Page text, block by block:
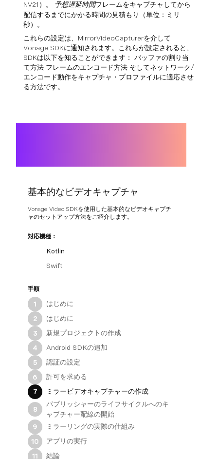
NV21）。 予想遅延時間フレームをキャプチャしてから
配信するまでにかかる時間の見積もり（単位：ミリ
秒）。
これらの設定は、MirrorVideoCapturerを介して
Vonage SDKに通知されます。これらが設定されると、
SDKは以下を知ることができます： バッファの割り当
て方法 フレームのエンコード方法 そしてネットワーク/
エンコード動作をキャプチャ・プロファイルに適応させ
る方法です。
基本的なビデオキャプチャ
Vonage Video SDKを使用した基本的なビデオキャプチ
ャのセットアップ方法をご紹介します。
対応機種：
Kotlin
Swift
手順
1
はじめに
2
はじめに
3
新規プロジェクトの作成
4
Android SDKの追加
5
認証の設定
6
許可を求める
7
ミラービデオキャプチャーの作成
8
パブリッシャーのライフサイクルへのキ
ャプチャー配線の開始
9
ミラーリングの実際の仕組み
10
アプリの実行
11
結論